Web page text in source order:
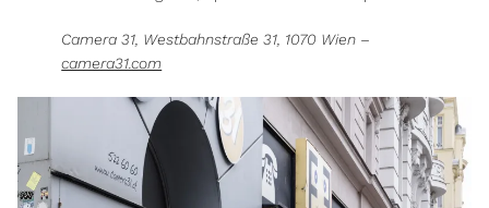
Camera 31, Westbahnstraße 31, 1070 Wien –
camera31.com